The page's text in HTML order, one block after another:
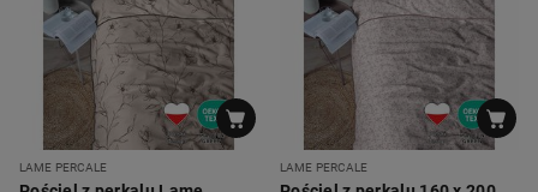
LAME PERCALE LAME PERCALE